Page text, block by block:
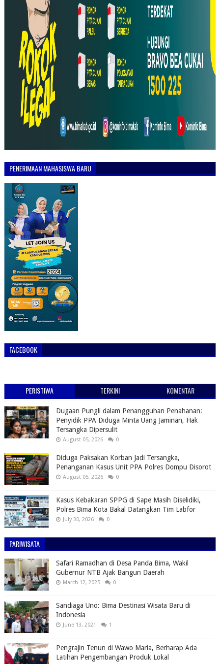
PENERIMAAN MAHASISWA BARU
FACEBOOK
PERISTIWA TERKINI KOMENTAR
Dugaan Pungli dalam Penangguhan Penahanan:
Penyidik PPA Diduga Minta Uang Jaminan, Hak
Tersangka Dipersulit
August 05, 2026 0
Diduga Paksakan Korban Jadi Tersangka,
Penanganan Kasus Unit PPA Polres Dompu Disorot
August 05, 2026 0
Kasus Kebakaran SPPG di Sape Masih Diselidiki,
Polres Bima Kota Bakal Datangkan Tim Labfor
July 30, 2026 0
PARIWISATA
Safari Ramadhan di Desa Panda Bima, Wakil
Gubernur NTB Ajak Bangun Daerah
March 12, 2025 0
Sandiaga Uno: Bima Destinasi Wisata Baru di
Indonesia
June 13, 2021 1
Pengrajin Tenun di Wawo Maria, Berharap Ada
Latihan Pengembangan Produk Lokal